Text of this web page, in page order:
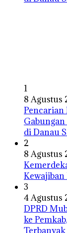
1
8 Agustus
di Danau
2
8 Agustus
3
4 Agustus
DPRD
ke
Terbanyak